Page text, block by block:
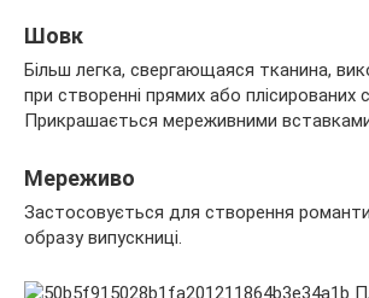
Шовк
Більш легка, свергающаяся тканина,
при створенні прямих або плісированих
Прикрашається мереживними
Мереживо
Застосовується для створення
образу випускниці.